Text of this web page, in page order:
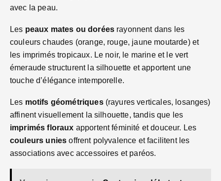
avec la peau.
Les peaux mates ou dorées rayonnent dans les
couleurs chaudes (orange, rouge, jaune moutarde) et
les imprimés tropicaux. Le noir, le marine et le vert
émeraude structurent la silhouette et apportent une
touche d’élégance intemporelle.
Les motifs géométriques(rayures verticales, losanges)
affinent visuellement la silhouette, tandis que les
imprimés floraux apportent féminité et douceur. Les
couleurs unies offrent polyvalence et facilitent les
associations avec accessoires et paréos.